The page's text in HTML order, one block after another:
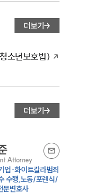
더보기
소년보호법)
더보기
Attorney
업·화이트칼라범죄
수행,노동/포렌식/
문변호사